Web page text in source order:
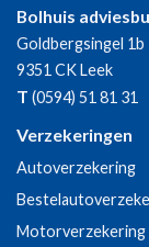
Bolhuis
Goldbergsingel 1b
9351 CKLeek
T (0594) 51 81 31
Verzekeringen
Autoverzekering
Motorverzekering